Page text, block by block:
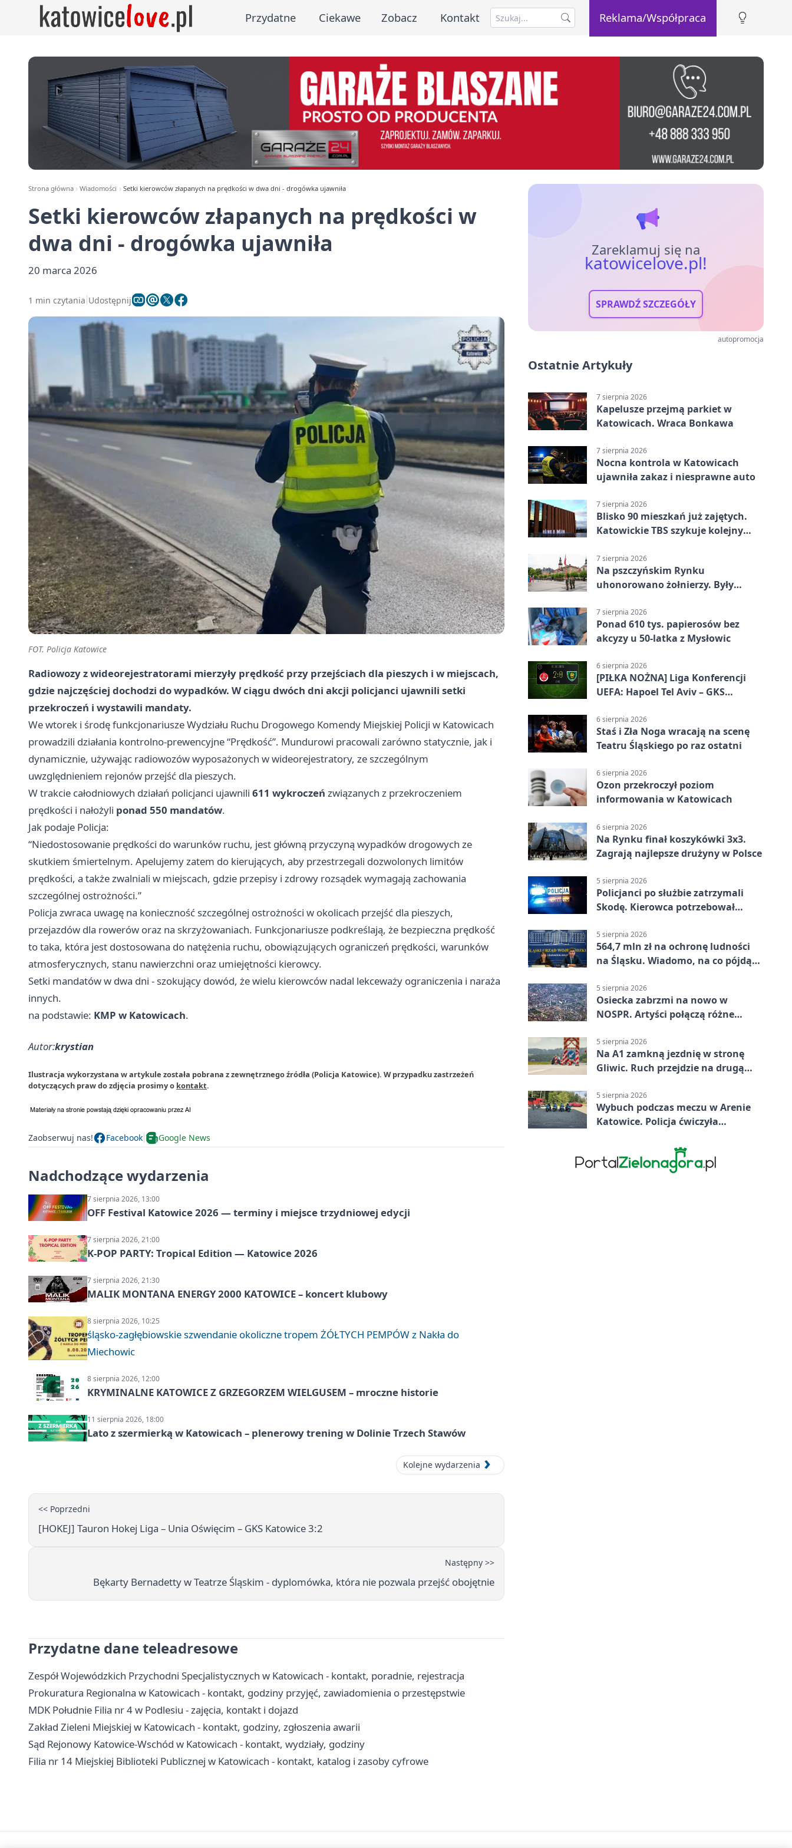
Przydatne Ciekawe Zobacz Kontakt Reklama/Współpraca
Strona główna Wiadomości Setki kierowców złapanych na prędkości w dwa dni - drogówka ujawniła
Setki kierowców złapanych na prędkości w
dwa dni - drogówka ujawniła
20 marca 2026
1 min czytania Udostępnij
FOT. Policja Katowice
Radiowozy z wideorejestratorami mierzyły prędkość przy przejściach dla pieszych i w miejscach,
gdzie najczęściej dochodzi do wypadków. W ciągu dwóch dni akcji policjanci ujawnili setki
przekroczeń i wystawili mandaty.
We wtorek i środę funkcjonariusze Wydziału Ruchu Drogowego Komendy Miejskiej Policji w Katowicach
prowadzili działania kontrolno-prewencyjne “Prędkość”. Mundurowi pracowali zarówno statycznie, jak i
dynamicznie, używając radiowozów wyposażonych w wideorejestratory, ze szczególnym
uwzględnieniem rejonów przejść dla pieszych.
W trakcie całodniowych działań policjanci ujawnili 611 wykroczeń związanych z przekroczeniem
prędkości i nałożyli ponad 550 mandatów.
Jak podaje Policja:
“Niedostosowanie prędkości do warunków ruchu, jest główną przyczyną wypadków drogowych ze
skutkiem śmiertelnym. Apelujemy zatem do kierujących, aby przestrzegali dozwolonych limitów
prędkości, a także zwalniali w miejscach, gdzie przepisy i zdrowy rozsądek wymagają zachowania
szczególnej ostrożności.”
Policja zwraca uwagę na konieczność szczególnej ostrożności w okolicach przejść dla pieszych,
przejazdów dla rowerów oraz na skrzyżowaniach. Funkcjonariusze podkreślają, że bezpieczna prędkość
to taka, która jest dostosowana do natężenia ruchu, obowiązujących ograniczeń prędkości, warunków
atmosferycznych, stanu nawierzchni oraz umiejętności kierowcy.
Setki mandatów w dwa dni - szokujący dowód, że wielu kierowców nadal lekceważy ograniczenia i naraża
innych.
na podstawie: KMP w Katowicach.
Autor:krystian
Ilustracja wykorzystana w artykule została pobrana z zewnętrznego źródła (Policja Katowice). W przypadku zastrzeżeń
dotyczących praw do zdjęcia prosimy o kontakt.
Zaobserwuj nas! Facebook Google News
Nadchodzące wydarzenia
7 sierpnia 2026, 13:00
OFF Festival Katowice 2026 — terminy i miejsce trzydniowej edycji
7 sierpnia 2026, 21:00
K-POP PARTY: Tropical Edition — Katowice 2026
7 sierpnia 2026, 21:30
MALIK MONTANA ENERGY 2000 KATOWICE – koncert klubowy
8 sierpnia 2026, 10:25
śląsko-zagłębiowskie szwendanie okoliczne tropem ŻÓŁTYCH PEMPÓW z Nakła do
Miechowic
8 sierpnia 2026, 12:00
KRYMINALNE KATOWICE Z GRZEGORZEM WIELGUSEM – mroczne historie
11 sierpnia 2026, 18:00
Lato z szermierką w Katowicach – plenerowy trening w Dolinie Trzech Stawów
Kolejne wydarzenia
<< Poprzedni
[HOKEJ] Tauron Hokej Liga – Unia Oświęcim – GKS Katowice 3:2
Następny >>
Bękarty Bernadetty w Teatrze Śląskim - dyplomówka, która nie pozwala przejść obojętnie
Przydatne dane teleadresowe
Zespół Wojewódzkich Przychodni Specjalistycznych w Katowicach - kontakt, poradnie, rejestracja
Prokuratura Regionalna w Katowicach - kontakt, godziny przyjęć, zawiadomienia o przestępstwie
MDK Południe Filia nr 4 w Podlesiu - zajęcia, kontakt i dojazd
Zakład Zieleni Miejskiej w Katowicach - kontakt, godziny, zgłoszenia awarii
Sąd Rejonowy Katowice-Wschód w Katowicach - kontakt, wydziały, godziny
Filia nr 14 Miejskiej Biblioteki Publicznej w Katowicach - kontakt, katalog i zasoby cyfrowe
Zareklamuj się na
katowicelove.pl!
SPRAWDŹ SZCZEGÓŁY
autopromocja
Ostatnie Artykuły
7 sierpnia 2026
Kapelusze przejmą parkiet w
Katowicach. Wraca Bonkawa
7 sierpnia 2026
Nocna kontrola w Katowicach
ujawniła zakaz i niesprawne auto
7 sierpnia 2026
Blisko 90 mieszkań już zajętych.
Katowickie TBS szykuje kolejny
7 sierpnia 2026
Na pszczyńskim Rynku
uhonorowano żołnierzy. Były
7 sierpnia 2026
Ponad 610 tys. papierosów bez
akcyzy u 50-latka z Mysłowic
6 sierpnia 2026
[PIŁKA NOŻNA] Liga Konferencji
UEFA: Hapoel Tel Aviv – GKS
rundy kwalifikacyjnej
6 sierpnia 2026
Staś i Zła Noga wracają na scenę
Teatru Śląskiego po raz ostatni
6 sierpnia 2026
Ozon przekroczył poziom
informowania w Katowicach
6 sierpnia 2026
Na Rynku finał koszykówki 3x3.
Zagrają najlepsze drużyny w Polsce
5 sierpnia 2026
Policjanci po służbie zatrzymali
Skodę. Kierowca potrzebował
5 sierpnia 2026
564,7 mln zł na ochronę ludności
na Śląsku. Wiadomo, na co pójdą
5 sierpnia 2026
Osiecka zabrzmi na nowo w
NOSPR. Artyści połączą różne
5 sierpnia 2026
Na A1 zamkną jezdnię w stronę
Gliwic. Ruch przejdzie na drugą
5 sierpnia 2026
Wybuch podczas meczu w Arenie
Katowice. Policja ćwiczyła